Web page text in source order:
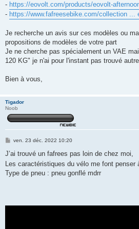
- https://eovolt.com/products/eovolt-
- https://www.fafreesebike.com/collection ...
Je recherche un avis sur ces modèles ou
propositions de modèles de votre part
Je ne cherche pas spécialement un VAE
120 KG" je n'ai pour l'instant pas trouvé
Bien à vous,
Tigador
Noob
M
s
a
e
ven. 23 déc. 2022 10:20
J’ai trouvé un fafrees pas loin de chez moi,
Les caractéristiques du vélo me font penser
Type de pneu : pneu gonflé mdrr